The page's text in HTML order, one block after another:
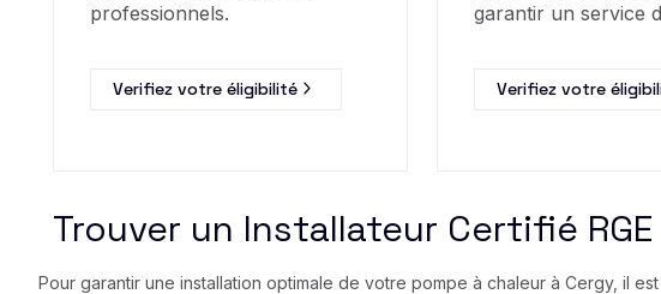
professionnels.
Verifiez votre éligibilité
garantir un service
Verifiez votre
Trouver un Installateur Certifié
Pour garantir une installation optimale de votre pompe à chaleur à Cergy, il